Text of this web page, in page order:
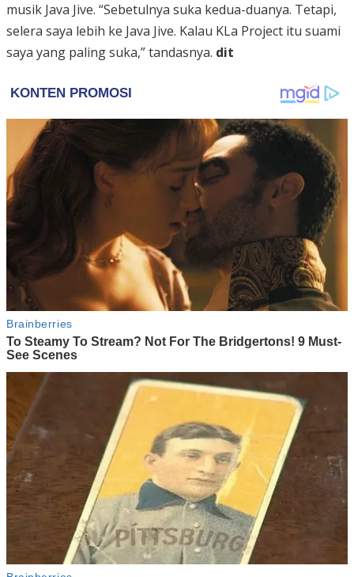
musik Java Jive. “Sebetulnya suka kedua-duanya. Tetapi,
selera saya lebih ke Java Jive. Kalau KLa Project itu suami
saya yang paling suka,” tandasnya. dit